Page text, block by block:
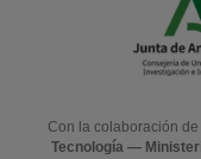
Con la colaboración
Tecnología —